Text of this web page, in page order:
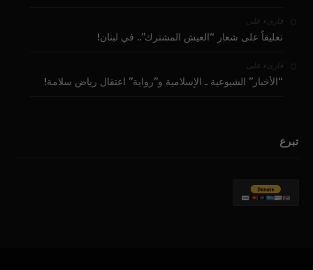
قارىء على
تعليقاً على شعار “العيش المشترك”.. في لبنان!
قارىء على
“الأخبار” الشيوعية ـ الإسلامية و”رواية” اعتقال رياض سلامة!
تبرع